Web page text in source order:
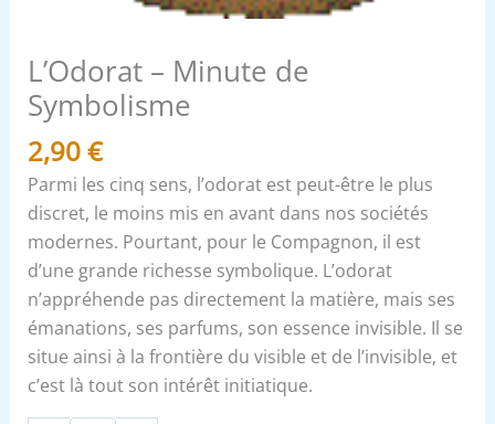
L’Odorat – Minute de
Symbolisme
2,90€
Parmi les cinq sens, l’odorat est peut-être le plus
discret, le moins mis en avant dans nos sociétés
modernes. Pourtant, pour le Compagnon, il est
d’une grande richesse symbolique. L’odorat
n’appréhende pas directement la matière, mais ses
émanations, ses parfums, son essence invisible. Il se
situe ainsi à la frontière du visible et de l’invisible, et
c’est là tout son intérêt initiatique.